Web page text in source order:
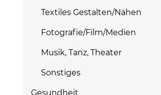
Textiles Gestalten/Nähen
Fotografie/Film/Medien
Musik, Tanz, Theater
Sonstiges
Gesundheit